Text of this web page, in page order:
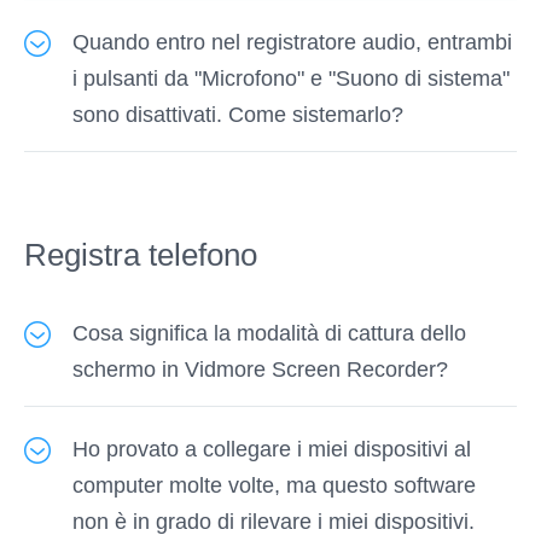
necessario attivare "Suono di sistema" per
registrare la musica dal computer. Nel frattempo
non dimenticare di disattivare "Microfono" per
evitare il rumore intorno a te.
Quando entro nel registratore audio, entrambi
i pulsanti da "Microfono" e "Suono di sistema"
sono disattivati. Come sistemarlo?
della scheda audio sia installato correttamente.
Registra telefono
Cosa significa la modalità di cattura dello
schermo in Vidmore Screen Recorder?
schermo nelle Preferenze e sono Auto, Mode 1
(Comune), Mode 2 (Windows 10 1903 e
versioni successive) WinRT e Mode 3
Ho provato a collegare i miei dispositivi al
computer molte volte, ma questo software
non è in grado di rilevare i miei dispositivi.